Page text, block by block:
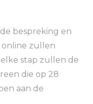
bespreking en
online zullen
stap zullen de
die op 28
aan de